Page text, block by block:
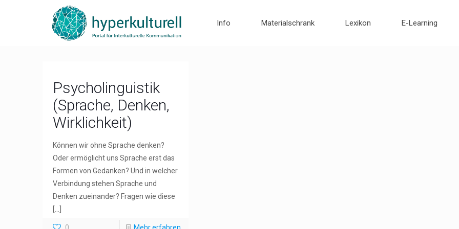
Info Materialschrank Lexikon E-Learning
Psycholinguistik
(Sprache, Denken,
Wirklichkeit)
Können wir ohne Sprache denken?
Oder ermöglicht uns Sprache erst das
Formen von Gedanken? Und in welcher
Verbindung stehen Sprache und
Denken zueinander? Fragen wie diese